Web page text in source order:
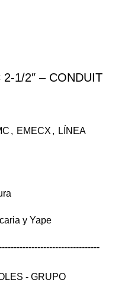
1/2″ – CONDUIT
, EMECX , LÍNEA
y Yape
- GRUPO